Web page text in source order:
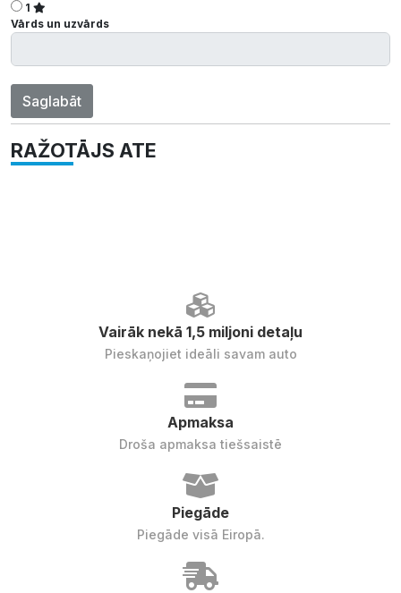
1
Vārds un uzvārds
Saglabāt
RAŽOTĀJS ATE
Vairāk nekā 1,5 miljoni detaļu
Pieskaņojiet ideāli savam auto
Apmaksa
Droša apmaksa tiešsaistē
Piegāde
Piegāde visā Eiropā.